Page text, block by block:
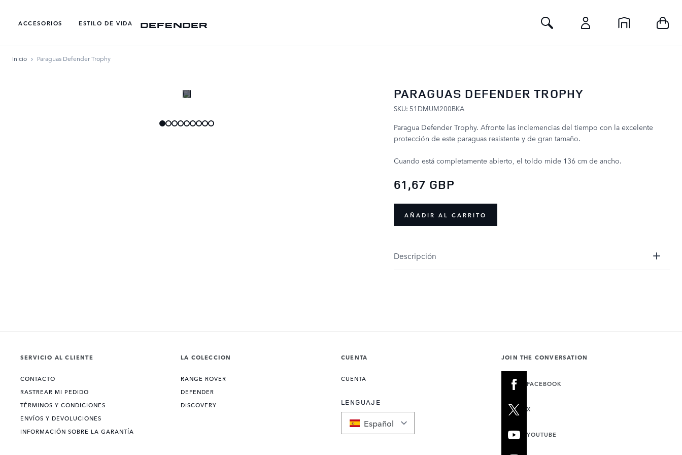
ACCESORIOS
ESTILO DE VIDA​ Toggle Search
Inicio Paraguas Defender Trophy
PARAGUAS DEFENDER TROPHY
SKU: 51DMUM200BKA
Paragua Defender Trophy. Afronte las inclemencias del tiempo con la excelente
protección de este paraguas resistente y de gran tamaño.
Cuando está completamente abierto, el toldo mide 136 cm de ancho.
61,67 GBP
AÑADIR AL CARRITO
Descripción
SERVICIO AL CLIENTE
CONTACTO
RASTREAR MI PEDIDO
TÉRMINOS Y CONDICIONES
ENVÍOS Y DEVOLUCIONES
INFORMACIÓN SOBRE LA GARANTÍA
LA COLECCION
RANGE ROVER
DEFENDER
DISCOVERY
CUENTA
CUENTA
LENGUAJE
Español
JOIN THE CONVERSATION
FACEBOOK
X
YOUTUBE